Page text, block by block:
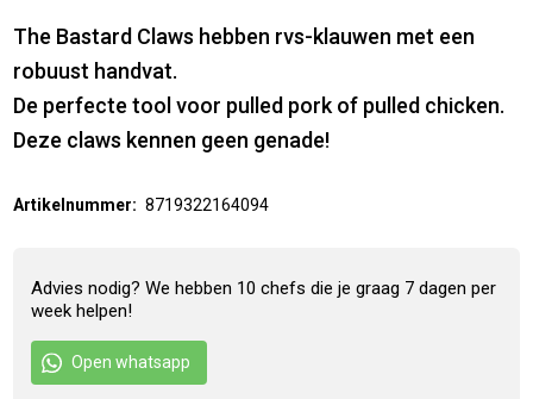
The Bastard Claws hebben rvs-klauwen met een
robuust handvat.
De perfecte tool voor pulled pork of pulled chicken.
Deze claws kennen geen genade!
Artikelnummer: 8719322164094
Advies nodig? We hebben 10 chefs die je graag 7 dagen per
week helpen!
Open whatsapp